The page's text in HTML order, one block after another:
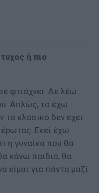
ή πιο
φτιάχνει. Δε λέω
Απλώς, το έχω
το κλασικό δεν έχει.
Εκεί έχω
η γυναίκα που θα
κάνω παιδιά, θα
είμαι για πάντα μαζί